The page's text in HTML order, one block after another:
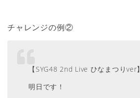
チャレンジの例②
【SYG48 2nd Live ひなまつりver】
明日です！